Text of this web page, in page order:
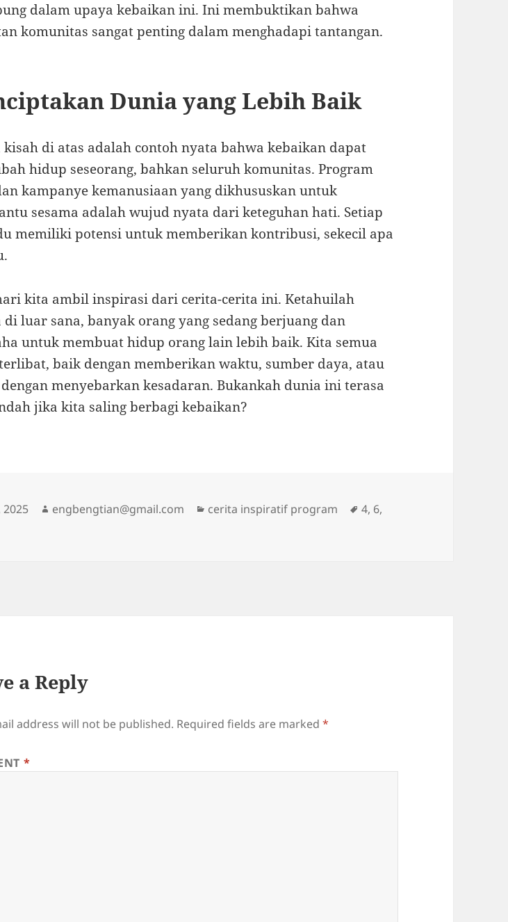
dalam upaya kebaikan ini. Ini membuktikan bahwa
komunitas sangat penting dalam menghadapi tantangan.
Dunia yang Lebih Baik
kisah di atas adalah contoh nyata bahwa kebaikan dapat
hidup seseorang, bahkan seluruh komunitas. Program
kampanye kemanusiaan yang dikhususkan untuk
sesama adalah wujud nyata dari keteguhan hati. Setiap
memiliki potensi untuk memberikan kontribusi, sekecil apa
kita ambil inspirasi dari cerita-cerita ini. Ketahuilah
di luar sana, banyak orang yang sedang berjuang dan
untuk membuat hidup orang lain lebih baik. Kita semua
baik dengan memberikan waktu, sumber daya, atau
menyebarkan kesadaran. Bukankah dunia ini terasa
jika kita saling berbagi kebaikan?
2025 Author
engbengtian@gmail.com Categories
cerita inspiratif program Tags
4, 6,
a Reply
address will not be published. Required fields are marked*
*